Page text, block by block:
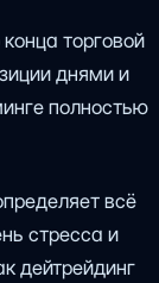
торговой
днями и
полностью
всё
стресса и
дейтрейдинг